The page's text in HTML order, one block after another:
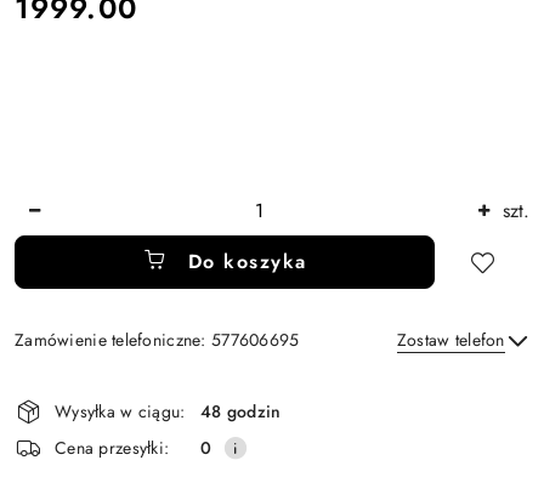
szt.
Do koszyka
Zamówienie telefoniczne: 577606695 Zostaw telefon
Wyślij
Dostępność
i
dostawa
Wysyłka w ciągu:
48 godzin
Cena przesyłki:
0